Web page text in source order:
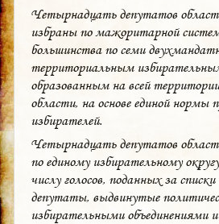
Четырнадцать депутатов
избраны по мажоритарной
большинства по семи
территориальным
образованным на всей
области, на основе единой нормы
избирателей.
Четырнадцать депутатов
по единому избирательному
числу голосов, поданных за
депутаты, выдвинутые
избирательными объединениями